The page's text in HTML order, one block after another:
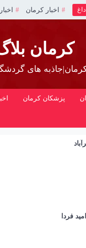
اخبار کرمان
کرمان
های
پزشکان کرمان
فردا